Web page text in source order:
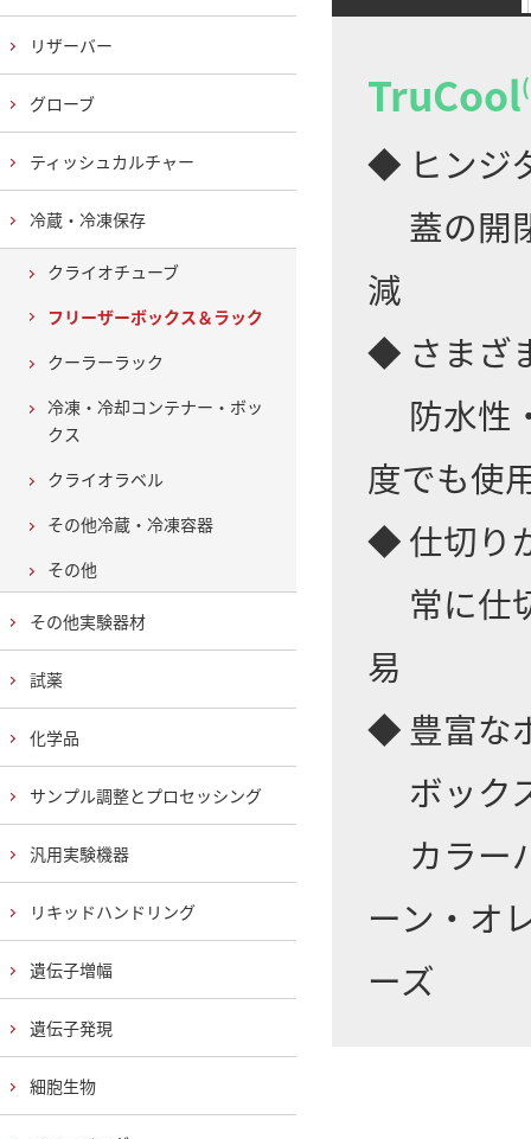
TruCool
◆ ヒンジ
蓋の開
減
◆ さまざ
防水性
度でも使
◆ 仕切り
常に仕
易
◆ 豊富な
ボック
カラー
ーン・オ
ーズ
リザーバー
グローブ
ティッシュカルチャー
冷蔵・冷凍保存
クライオチューブ
フリーザーボックス＆ラック
クーラーラック
冷凍・冷却コンテナー・ボッ
クス
クライオラベル
その他冷蔵・冷凍容器
その他
その他実験器材
試薬
化学品
サンプル調整とプロセッシング
汎用実験機器
リキッドハンドリング
遺伝子増幅
遺伝子発現
細胞生物